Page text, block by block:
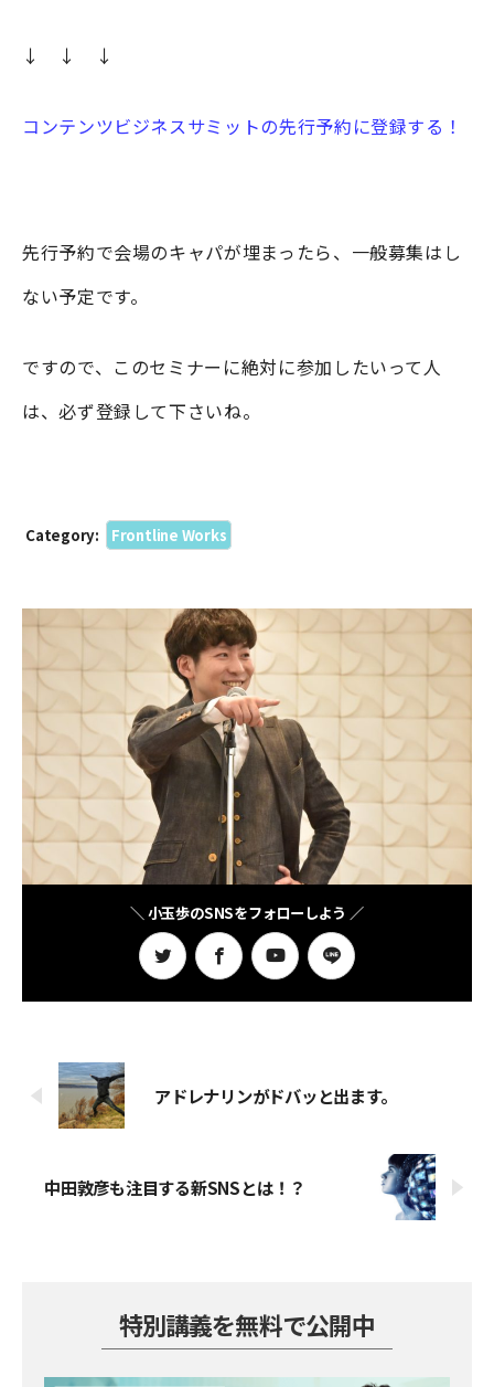
↓ ↓ ↓
コンテンツビジネスサミットの先行予約に登録する！
先行予約で会場のキャパが埋まったら、一般募集はし
ない予定です。
ですので、このセミナーに絶対に参加したいって人
は、必ず登録して下さいね。
Category: Frontline Works
＼ 小玉歩のSNSをフォローしよう ／
アドレナリンがドバッと出ます。
中田敦彦も注目する新SNSとは！？
特別講義を無料で公開中